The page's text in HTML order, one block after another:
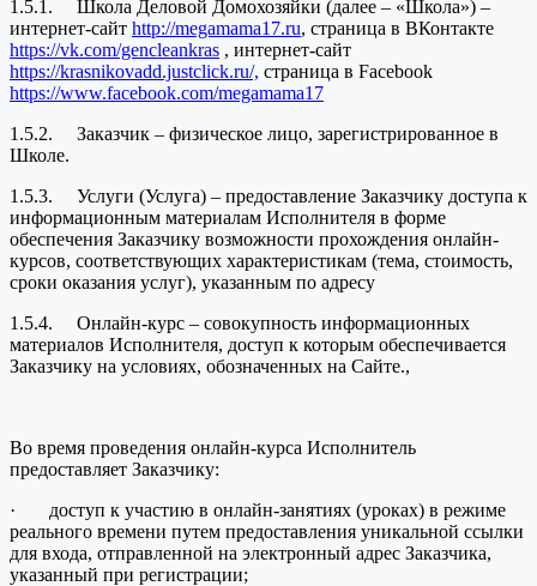
1.5.1. Школа Деловой Домохозяйки (далее – «Школа») –
интернет-сайт http://megamama17.ru, страница в ВКонтакте
https://vk.com/gencleankras , интернет-сайт
https://krasnikovadd.justclick.ru/, страница в Facebook
https://www.facebook.com/megamama17
1.5.2. Заказчик – физическое лицо, зарегистрированное в
Школе.
1.5.3. Услуги (Услуга) – предоставление Заказчику доступа к
информационным материалам Исполнителя в форме
обеспечения Заказчику возможности прохождения онлайн-
курсов, соответствующих характеристикам (тема, стоимость,
сроки оказания услуг), указанным по адресу
1.5.4. Онлайн-курс – совокупность информационных
материалов Исполнителя, доступ к которым обеспечивается
Заказчику на условиях, обозначенных на Сайте.,
Во время проведения онлайн-курса Исполнитель
предоставляет Заказчику:
· доступ к участию в онлайн-занятиях (уроках) в режиме
реального времени путем предоставления уникальной ссылки
для входа, отправленной на электронный адрес Заказчика,
указанный при регистрации;